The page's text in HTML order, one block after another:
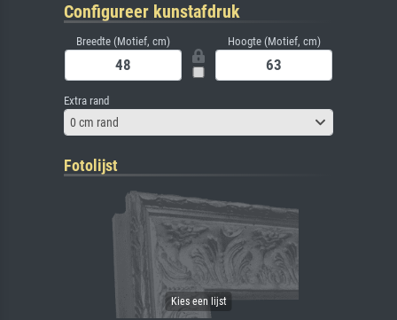
Configureer kunstafdruk
Breedte (Motief, cm) Hoogte (Motief, cm)
Extra rand
0 cm rand
Fotolijst